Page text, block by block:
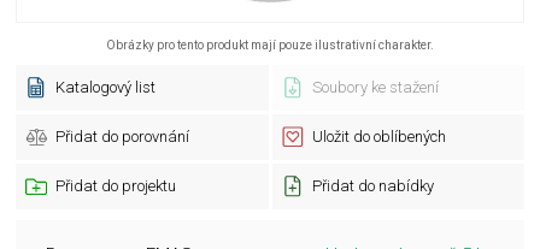
Obrázky pro tento produkt mají pouze ilustrativní charakter.
Katalogový list Soubory ke stažení
Přidat do porovnání Uložit do oblíbených
Přidat do projektu Přidat do nabídky